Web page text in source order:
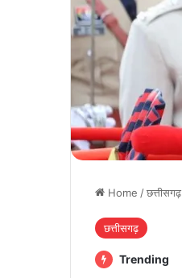
Home /छत्तीसगढ़
छत्तीसगढ़
Trending